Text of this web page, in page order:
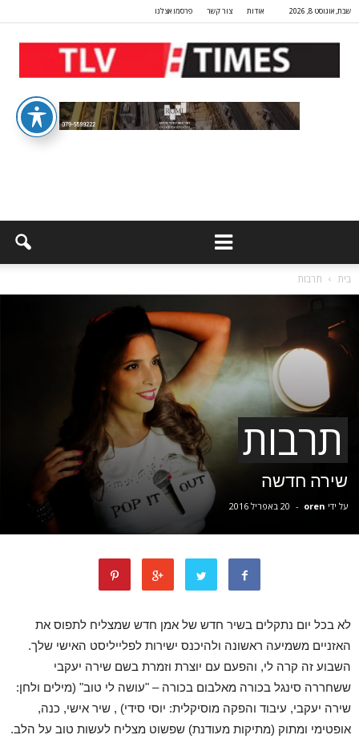
שבת, אוגוסט 8, 2026 אודות צור קשר פרסמו אצלנו
בית תרבות
תרבות
שירה חדשה
על ידי oren
- 20 באפריל 2016
לא בכל יום נתקלים בשיר חדש של אמן חדש שמצליח לתפוס את
האזניים משמיעה ראשונה ולהיכנס ישירות לפלייליסט האישי שלך.
השבוע זה קרה לי, והפעם עם יוצרת וזמרת בשם שירה יעקבי
ששחררה סינגל בכורה מאלבום בכורה – "עושה לי טוב" (מילים ולחן:
שירה יעקבי, עיבוד והפקה מוסיקלית: יוסי סידי) , שיר אישי, כנה,
אופטימי ומתוק (מתיקות מעודנת) שפשוט מצליח לעשות טוב על הלב.